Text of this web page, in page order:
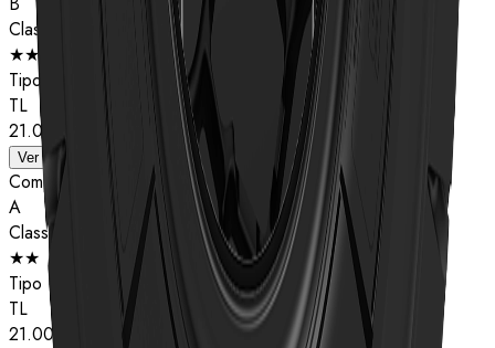
Classificação de estrelas
★★
Tipo
TL
21.00R35
Ver detalhes
Composto
A
Classificação de estrelas
★★
Tipo
TL
21.00R35